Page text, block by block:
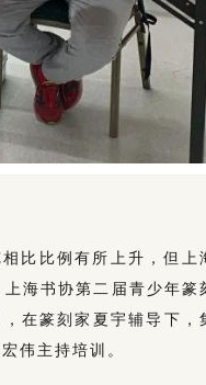
比比例有所上升，但上
海书协第二届青少年篆
在篆刻家夏宇辅导下，
伟主持培训。